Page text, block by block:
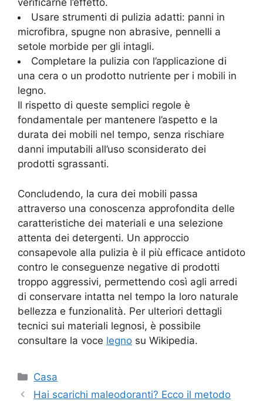
verificarne l’effetto.
Usare strumenti di pulizia adatti: panni in
microfibra, spugne non abrasive, pennelli a
setole morbide per gli intagli.
Completare la pulizia con l’applicazione di
una cera o un prodotto nutriente per i mobili in
legno.
Il rispetto di queste semplici regole è
fondamentale per mantenere l’aspetto e la
durata dei mobili nel tempo, senza rischiare
danni imputabili all’uso sconsiderato dei
prodotti sgrassanti.
Concludendo, la cura dei mobili passa
attraverso una conoscenza approfondita delle
caratteristiche dei materiali e una selezione
attenta dei detergenti. Un approccio
consapevole alla pulizia è il più efficace antidoto
contro le conseguenze negative di prodotti
troppo aggressivi, permettendo così agli arredi
di conservare intatta nel tempo la loro naturale
bellezza e funzionalità. Per ulteriori dettagli
tecnici sui materiali legnosi, è possibile
consultare la voce legno su Wikipedia.
Categorie
Casa
Hai scarichi maleodoranti? Ecco il metodo